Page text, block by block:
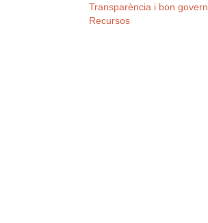
Transparència i bon govern
Recursos